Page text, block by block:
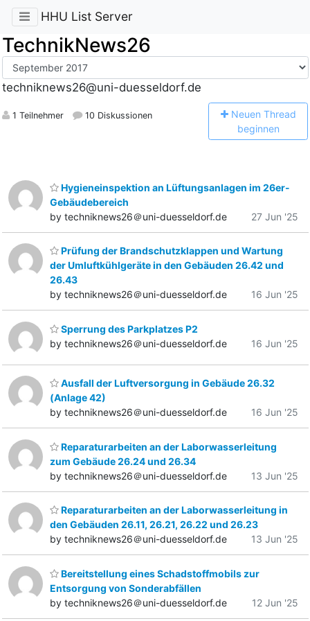
HHU List Server
TechnikNews26
techniknews26@uni-duesseldorf.de
1 Teilnehmer 10 Diskussionen Neuen Thread
beginnen
Hygieneinspektion an Lüftungsanlagen im 26er-
Gebäudebereich
by techniknews26＠uni-duesseldorf.de
27 Jun '25
Prüfung der Brandschutzklappen und Wartung
der Umluftkühlgeräte in den Gebäuden 26.42 und
26.43
by techniknews26＠uni-duesseldorf.de
16 Jun '25
Sperrung des Parkplatzes P2
by techniknews26＠uni-duesseldorf.de
16 Jun '25
Ausfall der Luftversorgung in Gebäude 26.32
(Anlage 42)
by techniknews26＠uni-duesseldorf.de
16 Jun '25
Reparaturarbeiten an der Laborwasserleitung
zum Gebäude 26.24 und 26.34
by techniknews26＠uni-duesseldorf.de
13 Jun '25
Reparaturarbeiten an der Laborwasserleitung in
den Gebäuden 26.11, 26.21, 26.22 und 26.23
by techniknews26＠uni-duesseldorf.de
13 Jun '25
Bereitstellung eines Schadstoffmobils zur
Entsorgung von Sonderabfällen
by techniknews26＠uni-duesseldorf.de
12 Jun '25